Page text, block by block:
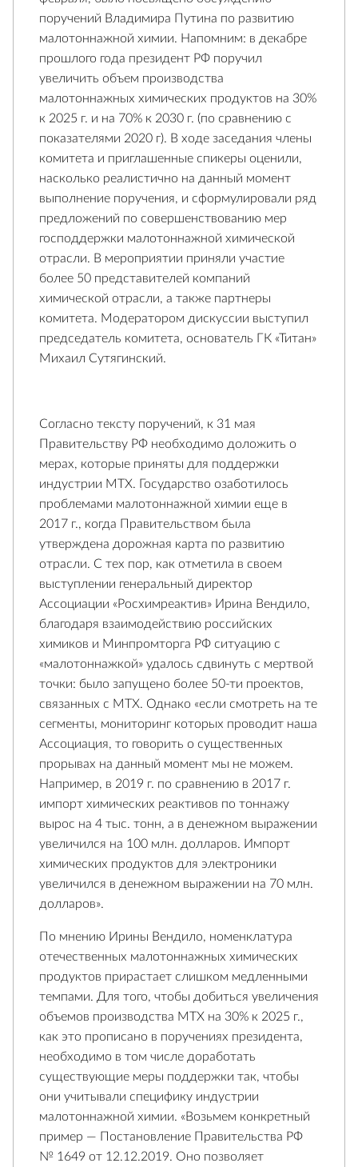
поручений Владимира Путина по развитию
малотоннажной химии. Напомним: в декабре
прошлого года президент РФ поручил
увеличить объем производства
малотоннажных химических продуктов на 30%
к 2025 г. и на 70% к 2030 г. (по сравнению с
показателями 2020 г). В ходе заседания члены
комитета и приглашенные спикеры оценили,
насколько реалистично на данный момент
выполнение поручения, и сформулировали ряд
предложений по совершенствованию мер
господдержки малотоннажной химической
отрасли. В мероприятии приняли участие
более 50 представителей компаний
химической отрасли, а также партнеры
комитета. Модератором дискуссии выступил
председатель комитета, основатель ГК «Титан»
Михаил Сутягинский.
Согласно тексту поручений, к 31 мая
Правительству РФ необходимо доложить о
мерах, которые приняты для поддержки
индустрии МТХ. Государство озаботилось
проблемами малотоннажной химии еще в
2017 г., когда Правительством была
утверждена дорожная карта по развитию
отрасли. С тех пор, как отметила в своем
выступлении генеральный директор
Ассоциации «Росхимреактив» Ирина Вендило,
благодаря взаимодействию российских
химиков и Минпромторга РФ ситуацию с
«малотоннажкой» удалось сдвинуть с мертвой
точки: было запущено более 50-ти проектов,
связанных с МТХ. Однако «если смотреть на те
сегменты, мониторинг которых проводит наша
Ассоциация, то говорить о существенных
прорывах на данный момент мы не можем.
Например, в 2019 г. по сравнению в 2017 г.
импорт химических реактивов по тоннажу
вырос на 4 тыс. тонн, а в денежном выражении
увеличился на 100 млн. долларов. Импорт
химических продуктов для электроники
увеличился в денежном выражении на 70 млн.
долларов».
По мнению Ирины Вендило, номенклатура
отечественных малотоннажных химических
продуктов прирастает слишком медленными
темпами. Для того, чтобы добиться увеличения
объемов производства МТХ на 30% к 2025 г.,
как это прописано в поручениях президента,
необходимо в том числе доработать
существующие меры поддержки так, чтобы
они учитывали специфику индустрии
малотоннажной химии. «Возьмем конкретный
пример — Постановление Правительства РФ
№ 1649 от 12.12.2019. Оно позволяет